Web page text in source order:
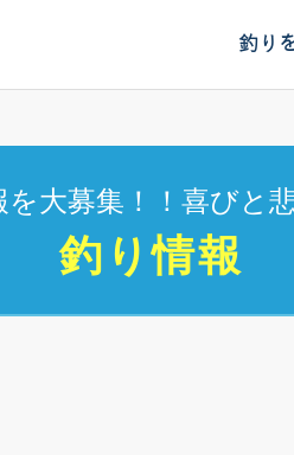
釣り
大募集！！喜びと
釣り情報